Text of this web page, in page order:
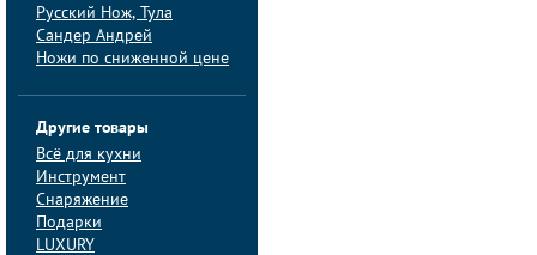
Русский Нож, Тула
Сандер Андрей
Ножи по сниженной цене
Другие товары
Всё для кухни
Инструмент
Снаряжение
Подарки
LUXURY